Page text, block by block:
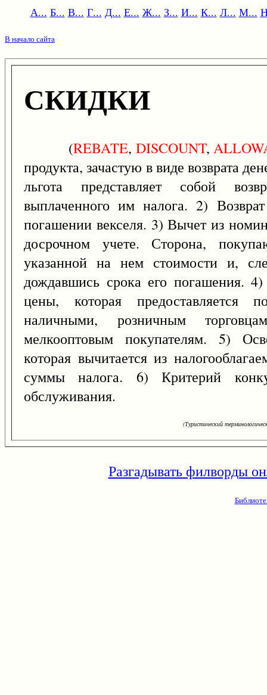
А... Б... В... Г... Д... Е... Ж... З... И... К... Л... М...
В начало сайта
СКИДКИ
(REBATE, DISCOUNT,
продукта, зачастую в виде возврата
льгота представляет собой
выплаченного им налога. 2)
погашении векселя. 3) Вычет из
досрочном учете. Сторона,
указанной на нем стоимости и,
дождавшись срока его погашения.
цены, которая предоставляется
наличными, розничным
мелкооптовым покупателям. 5)
которая вычитается из
суммы налога. 6) Критерий
обслуживания.
(Туристический
Разгадывать филворды